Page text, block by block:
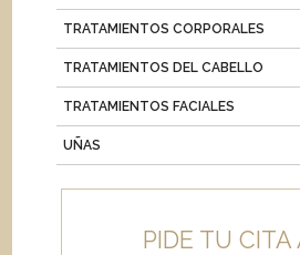
TRATAMIENTOS CORPORALES
TRATAMIENTOS DEL CABELLO
TRATAMIENTOS FACIALES
UÑAS
PIDE TU CITA